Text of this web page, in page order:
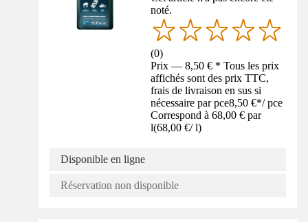
noté.
(0)
Prix — 8,50 € * Tous les prix
affichés sont des prix TTC,
frais de livraison en sus si
nécessaire par pce8,50 €*/ pce
Correspond à 68,00 € par
l(68,00 €/ l)
Disponible en ligne
Réservation non disponible